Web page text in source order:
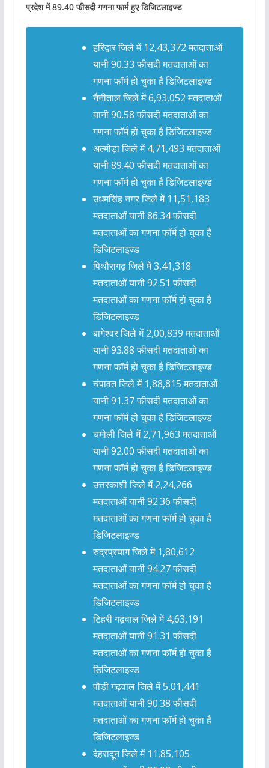
प्रदेश में 89.40 फीसदी गणना फार्म हुए डिजिटलाइज्ड
हरिद्वार जिले में 12,43,372 मतदाताओं
यानी 90.33 फीसदी मतदाताओं का
गणना फॉर्म हो चुका है डिजिटलाइज्ड
नैनीताल जिले में 6,93,052 मतदाताओं
यानी 90.58 फीसदी मतदाताओं का
गणना फॉर्म हो चुका है डिजिटलाइज्ड
अल्मोड़ा जिले में 4,71,493 मतदाताओं
यानी 89.40 फीसदी मतदाताओं का
गणना फॉर्म हो चुका है डिजिटलाइज्ड
उधमसिंह नगर जिले में 11,51,183
मतदाताओं यानी 86.34 फीसदी
मतदाताओं का गणना फॉर्म हो चुका है
डिजिटलाइज्ड
पिथौरागढ़ जिले में 3,41,318
मतदाताओं यानी 92.51 फीसदी
मतदाताओं का गणना फॉर्म हो चुका है
डिजिटलाइज्ड
बागेश्वर जिले में 2,00,839 मतदाताओं
यानी 93.88 फीसदी मतदाताओं का
गणना फॉर्म हो चुका है डिजिटलाइज्ड
चंपावत जिले में 1,88,815 मतदाताओं
यानी 91.37 फीसदी मतदाताओं का
गणना फॉर्म हो चुका है डिजिटलाइज्ड
चमोली जिले में 2,71,963 मतदाताओं
यानी 92.00 फीसदी मतदाताओं का
गणना फॉर्म हो चुका है डिजिटलाइज्ड
उत्तरकाशी जिले में 2,24,266
मतदाताओं यानी 92.36 फीसदी
मतदाताओं का गणना फॉर्म हो चुका है
डिजिटलाइज्ड
रुद्रप्रयाग जिले में 1,80,612
मतदाताओं यानी 94.27 फीसदी
मतदाताओं का गणना फॉर्म हो चुका है
डिजिटलाइज्ड
टिहरी गढ़वाल जिले में 4,63,191
मतदाताओं यानी 91.31 फीसदी
मतदाताओं का गणना फॉर्म हो चुका है
डिजिटलाइज्ड
पौड़ी गढ़वाल जिले में 5,01,441
मतदाताओं यानी 90.38 फीसदी
मतदाताओं का गणना फॉर्म हो चुका है
डिजिटलाइज्ड
देहरादून जिले में 11,85,105